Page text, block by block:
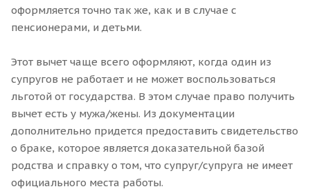
оформляется точно так же, как и в случае с
пенсионерами, и детьми.
Этот вычет чаще всего оформляют, когда один из
супругов не работает и не может воспользоваться
льготой от государства. В этом случае право получить
вычет есть у мужа/жены. Из документации
дополнительно придется предоставить свидетельство
о браке, которое является доказательной базой
родства и справку о том, что супруг/супруга не имеет
официального места работы.